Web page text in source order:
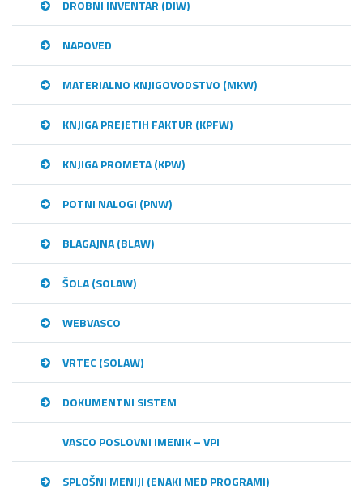
DROBNI INVENTAR (DIW)
NAPOVED
MATERIALNO KNJIGOVODSTVO (MKW)
KNJIGA PREJETIH FAKTUR (KPFW)
KNJIGA PROMETA (KPW)
POTNI NALOGI (PNW)
BLAGAJNA (BLAW)
ŠOLA (SOLAW)
WEBVASCO
VRTEC (SOLAW)
DOKUMENTNI SISTEM
VASCO POSLOVNI IMENIK – VPI
SPLOŠNI MENIJI (ENAKI MED PROGRAMI)